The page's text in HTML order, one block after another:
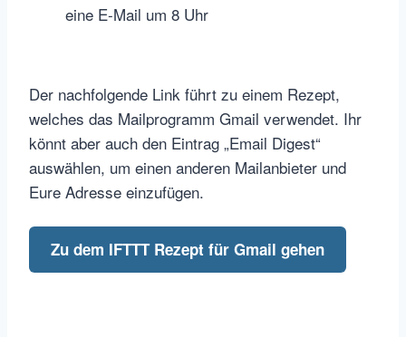
eine E-Mail um 8 Uhr
Der nachfolgende Link führt zu einem Rezept,
welches das Mailprogramm Gmail verwendet. Ihr
könnt aber auch den Eintrag „Email Digest“
auswählen, um einen anderen Mailanbieter und
Eure Adresse einzufügen.
Zu dem IFTTT Rezept für Gmail gehen